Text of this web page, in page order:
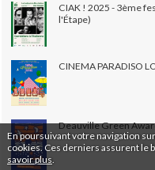
En poursuivant votre navigation
cookies. Ces derniers assurent le
savoir plus
CIAK ! 2025 - 3ème
l'Étape)
CINEMA PARADISO
Deauville Green